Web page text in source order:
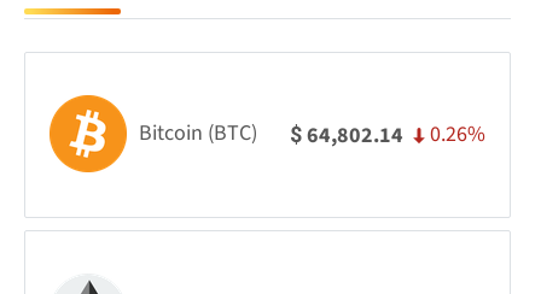
Bitcoin (BTC) $64,802.14 0.26%